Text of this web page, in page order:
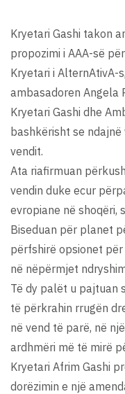
Kryetari Gashi takon
propozimi i AAA-së
Kryetari i AlternAtivA-
ambasadoren Angela
Kryetari Gashi dhe
bashkërisht se
vendit.
Ata riafirmuan
vendin duke ecur
evropiane në shoqëri,
Biseduan për planet
përfshirë opsionet
në nëpërmjet
Të dy palët u pajtuan
të përkrahin rrugën
në vend të parë, në
ardhmëri më të mirë
Kryetari Afrim Gashi
dorëzimin e një